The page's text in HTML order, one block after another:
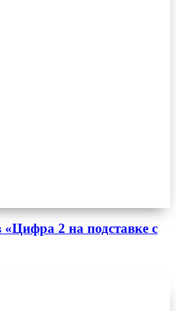
2 на подставке с